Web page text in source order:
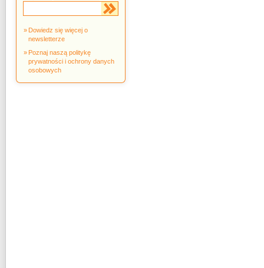
Dowiedz się więcej o
newsletterze
Poznaj naszą politykę
prywatności i ochrony danych
osobowych